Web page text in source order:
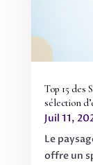
Top 15 des
sélection
Juil 11,
Le
offre un